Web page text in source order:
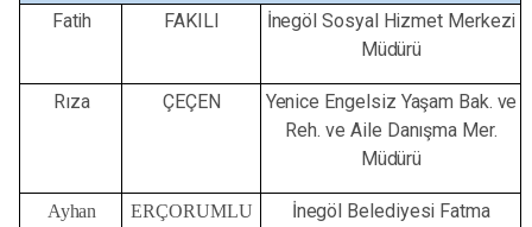
Fatih FAKILI İnegöl Sosyal Hizmet Merkezi
Müdürü
Rıza ÇEÇEN Yenice Engelsiz Yaşam Bak. ve
Reh. veAile Danışma Mer.
Müdürü
Ayhan ERÇORUMLU İnegöl Belediyesi Fatma